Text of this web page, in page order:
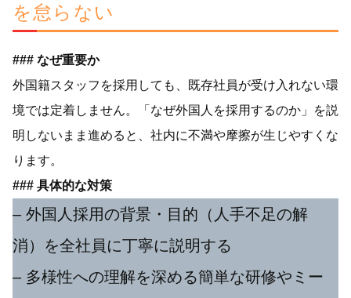
を怠らない
### なぜ重要か
外国籍スタッフを採用しても、既存社員が受け入れない環
境では定着しません。「なぜ外国人を採用するのか」を説
明しないまま進めると、社内に不満や摩擦が生じやすくな
ります。
### 具体的な対策
– 外国人採用の背景・目的（人手不足の解
消）を全社員に丁寧に説明する
– 多様性への理解を深める簡単な研修やミー